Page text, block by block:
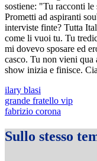
sostiene: "Tu racconti
Prometti ad aspiranti
interviste finte? Tutta
come li vuoi tu. Tu
mi dovevo sposare ed
casco. Tu non vieni qua
show inizia e finisce.
ilary blasi
grande fratello vip
fabrizio corona
Sullo stesso